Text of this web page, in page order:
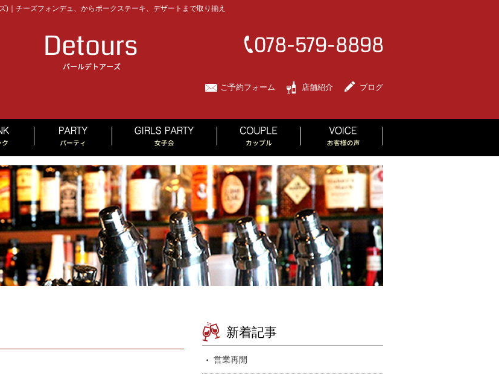
チーズフォンデュ、からポークステーキ、デザートまで取り揃え
ご予約フォーム 店舗紹介 ブログ
DRINK PARTY GIRLS PARTY COUPLE
新着記事
営業再開